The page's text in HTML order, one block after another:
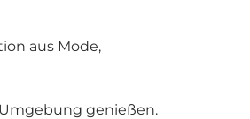
aus Mode,
genießen.